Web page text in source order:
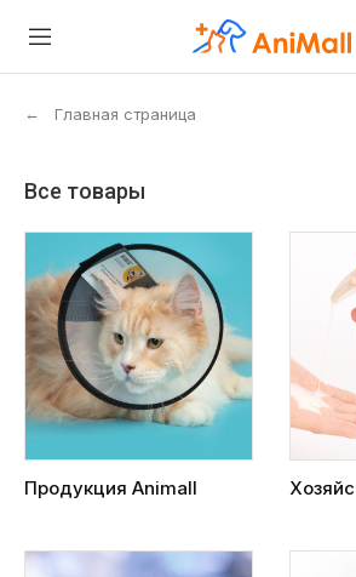
← Главная страница
Все товары
Продукция Animall